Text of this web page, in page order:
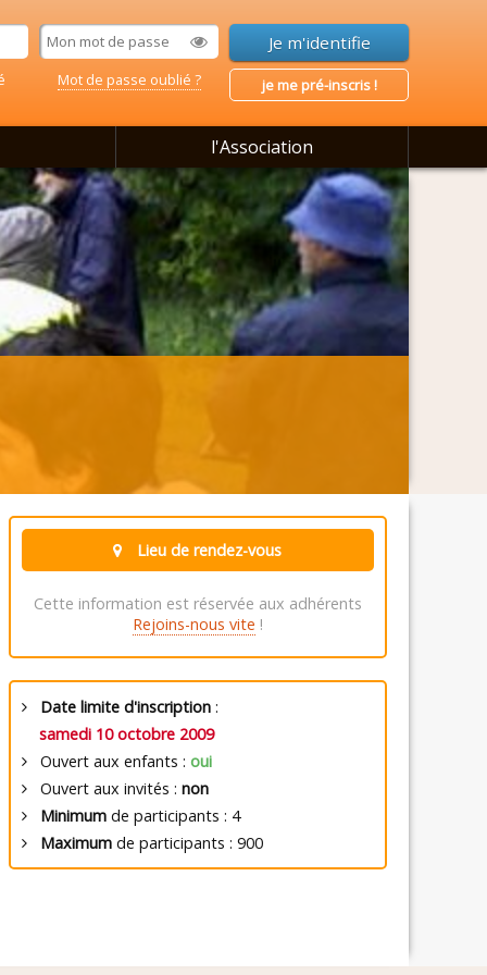
Mot de passe oublié ? je me pré-inscris !
l'Association
Lieu de rendez-vous
Cette information est réservée aux adhérents
Rejoins-nous vite !
Date limite d'inscription:
samedi 10 octobre 2009
Ouvert aux enfants : oui
Ouvert aux invités : non
Minimumde participants : 4
Maximumde participants : 900